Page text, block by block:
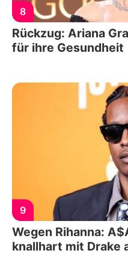
8
Rückzug: Ariana
für ihre Gesundheit
9
Wegen Rihanna:
knallhart mit Drake